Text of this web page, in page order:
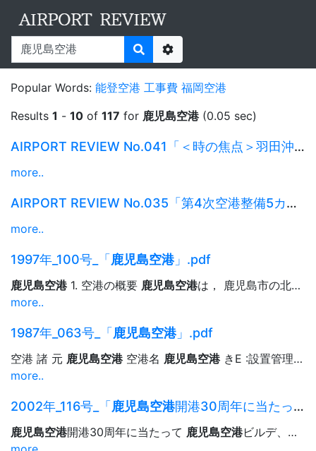
Options
Sort Score Result 10 results
Popular Words: 能登空港 工事費 福岡空港
Results 1 - 10 of 117 for 鹿児島空港(0.05 sec)
AIRPORT REVIEW No.041「＜時の焦点＞羽田沖埋立計画の現況と展望／＜特集･1...
more..
AIRPORT REVIEW No.035「第4次空港整備5カ年計画について／関西国際空港設置...
more..
1997年_100号_「 鹿児島空港」.pdf
鹿児島空港1. 空港の概要 鹿児島空港は， 鹿児島市の北東約35kmに位置し， 東に霧島...京，大阪，名古屋，高松，福岡，大分及び那覇の東京 空港諸元
more..
1987年_063号_「 鹿児島空港」.pdf
空港 諸 元 鹿児島空港空港名 鹿児島空港きE :設置管理者 運輸大臣 事 空港の位置...<空港編>わが国空港の概況…… . ¥久¥ 一
more..
2002年_116号_「 鹿児島空港開港30周年に当たって」.pdf
鹿児島空港開港30周年に当たって 鹿児島空港ビルデ、イング(鮒 庫 川 S はじめに 東...来る台地(標高271.9m)に2，500mの、滑走路を有する 新